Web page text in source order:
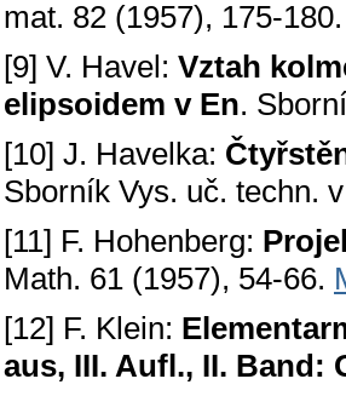
mat. 82 (1957), 175-
[9] V. Havel: Vztah
elipsoidem v En.
[10] J. Havelka:
Sborník Vys. uč. techn.
[11] F. Hohenberg:
Math. 61 (1957), 54-66.
[12] F. Klein:
aus, III. Aufl., II. Band: